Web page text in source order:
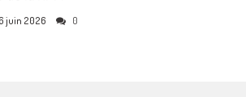
juin 2026 0